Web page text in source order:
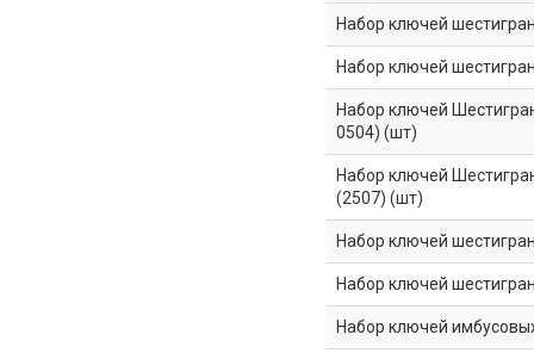
Набор ключей
Набор ключей
Набор ключей
0504) (шт)
Набор ключей
(2507) (шт)
Набор ключей
Набор ключей
Набор ключей